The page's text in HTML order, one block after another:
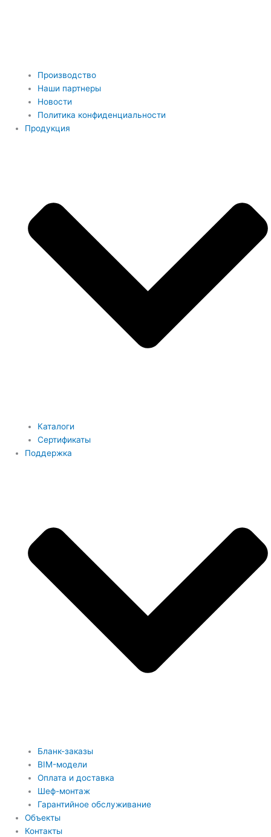
Производство
Наши партнеры
Новости
Политика конфиденциальности
Продукция
Каталоги
Сертификаты
Поддержка
Бланк-заказы
BIM-модели
Оплата и доставка
Шеф-монтаж
Гарантийное обслуживание
Объекты
Контакты